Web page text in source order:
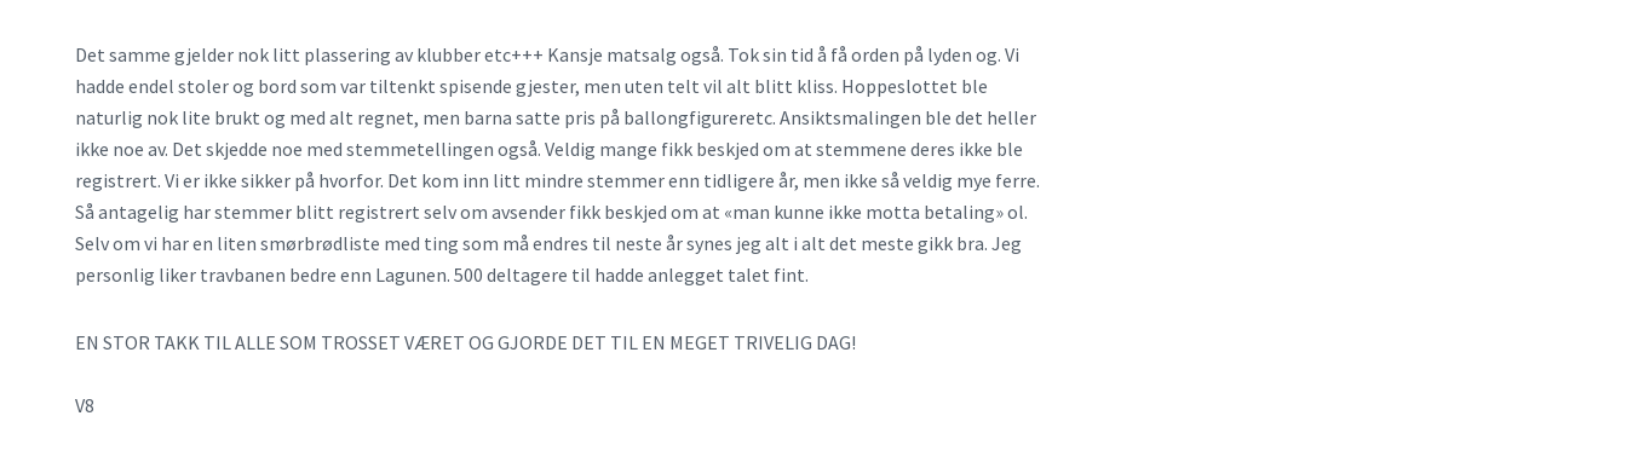
Det samme gjelder nok litt plassering av klubber etc+++ Kansje matsalg også. Tok sin tid å få orden på lyden og. Vi
hadde endel stoler og bord som var tiltenkt spisende gjester, men uten telt vil alt blitt kliss. Hoppeslottet ble
naturlig nok lite brukt og med alt regnet, men barna satte pris på ballongfigureretc. Ansiktsmalingen ble det heller
ikke noe av. Det skjedde noe med stemmetellingen også. Veldig mange fikk beskjed om at stemmene deres ikke ble
registrert. Vi er ikke sikker på hvorfor. Det kom inn litt mindre stemmer enn tidligere år, men ikke så veldig mye ferre.
Så antagelig har stemmer blitt registrert selv om avsender fikk beskjed om at «man kunne ikke motta betaling» ol.
Selv om vi har en liten smørbrødliste med ting som må endres til neste år synes jeg alt i alt det meste gikk bra. Jeg
personlig liker travbanen bedre enn Lagunen. 500 deltagere til hadde anlegget talet fint.
EN STOR TAKK TIL ALLE SOM TROSSET VÆRET OG GJORDE DET TIL EN MEGET TRIVELIG DAG!
V8